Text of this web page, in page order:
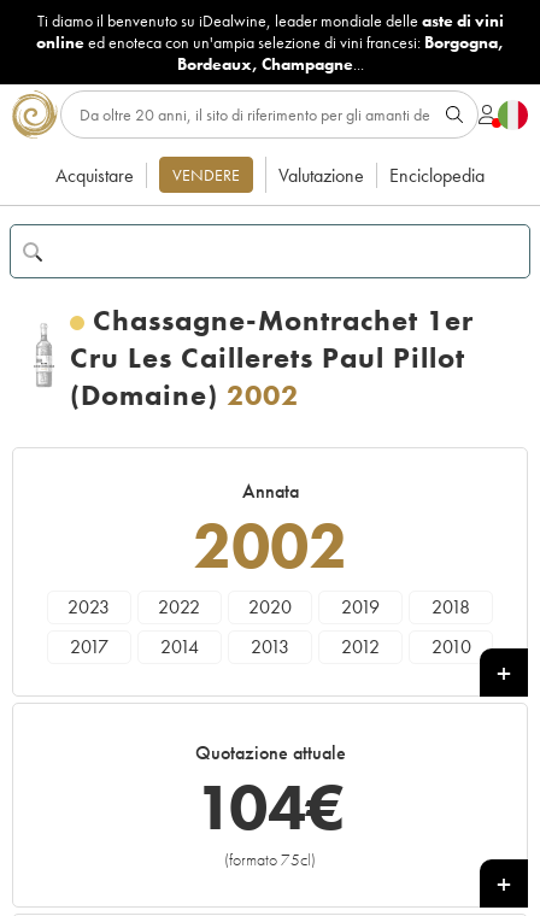
Ti diamo il benvenuto su iDealwine, leader mondiale delle aste di vini
onlineed enoteca con un'ampia selezione di vini francesi: Borgogna,
Bordeaux, Champagne...
Acquistare VENDERE Valutazione Enciclopedia
Chassagne-Montrachet 1er
Cru Les Caillerets Paul Pillot
(Domaine) 2002
Annata
2002
2023 2022 2020 2019
2018
2017
2014 2013 2012
2010
Quotazione attuale
104€
(formato 75cl)
+